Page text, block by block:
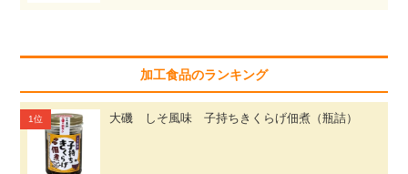
加工食品のランキング
大磯 しそ風味 子持ちきくらげ佃煮（瓶詰）